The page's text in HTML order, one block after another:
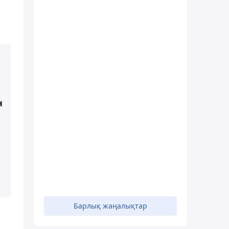
Барлық жаңалықтар